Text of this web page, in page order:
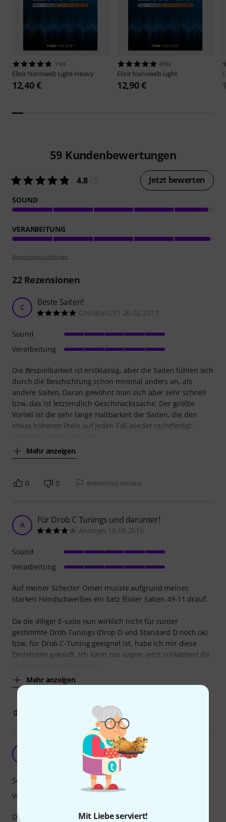
Mit Liebe serviert!
1145
ElixirNanoweb Light-Heavy
12,40 €
4103
ElixirNanoweb Light
12,90 €
59 Kundenbewertungen
4.8 Jetzt bewerten
SOUND
VERARBEITUNG
Bewertungsrichtlinien
22Rezensionen
C Beste Saiten!
Christian291 26.02.2017
Die Bespielbarkeit ist erstklassig, aber die Saiten fühlen sich
durch die Beschichtung schon minimal anders an, als
andere Saiten. Daran gewöhnt man sich aber sehr schnell
bzw. das ist letztendlich Geschmackssache. Der größte
Vorteil ist die sehr lange Haltbarkeit der Saiten, die den
etwas höheren Preis auf jeden Fall wieder rechtfertigt.
Mehr anzeigen
Sound
Verarbeitung
0 0 BEWERTUNG MELDEN
A Für Drob C Tunings und darunter!
Anonym 19.08.2016
Auf meiner Schecter Omen musste aufgrund meines
starken Handschweißes ein Satz Elixier Saiten 49-11 drauf.
Da die 49iger E-saite nun wirklich nicht für runter
gestimmte Drob-Tunings (Drop D und Standard D noch ok)
bzw. für Drob C-Tuning geeignet ist, habe ich mir diese
Einzelseite gekauft. Ich kann nur sagen, jetzt schlabbert da
Mehr anzeigen
Sound
Verarbeitung
BEWERTUNG MELDEN
Richard539 18.10.2012
Die längere Haltbarkeit durch die Nano-Beschichtung
Sound
Verarbeitung